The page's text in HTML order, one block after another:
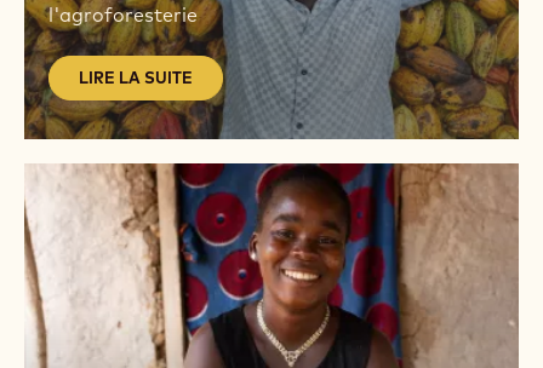
l'agroforesterie
LIRE LA SUITE
LIRE
LA
SUITE